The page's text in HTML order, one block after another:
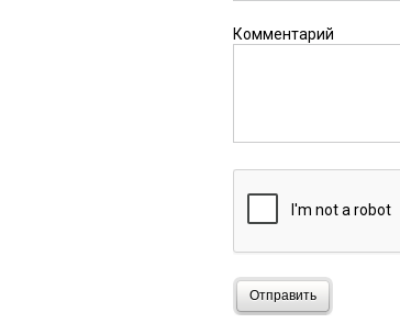
Комментарий
Отправить